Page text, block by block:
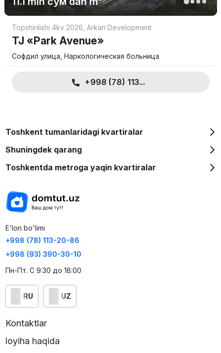
Topshirilishi 4kv 2026 Arkan Development
TJ «Park Avenue»
Софдил улица, Наркологическая больница
+998 (78) 113...
Toshkent tumanlaridagi kvartiralar
Shuningdek qarang
Toshkentda metroga yaqin kvartiralar
E'lon bo'limi
+998 (78) 113-20-86
+998 (93) 390-30-10
Пн-Пт. С 9:30 до 18:00
RU UZ
Kontaktlar
loyiha haqida